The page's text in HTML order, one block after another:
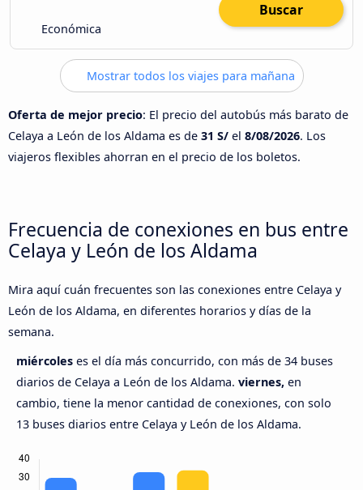
Económica
Buscar
Mostrar todos los viajes para mañana
Oferta de mejor precio: El precio del autobús más barato de
Celaya a León de los Aldama es de 31 S/ el 8/08/2026. Los
viajeros flexibles ahorran en el precio de los boletos.
Frecuencia de conexiones en bus entre
Celaya y León de los Aldama
Mira aquí cuán frecuentes son las conexiones entre Celaya y
León de los Aldama, en diferentes horarios y días de la
semana.
miércoles es el día más concurrido, con más de 34 buses
diarios de Celaya a León de los Aldama. viernes, en
cambio, tiene la menor cantidad de conexiones, con solo
13 buses diarios entre Celaya y León de los Aldama.